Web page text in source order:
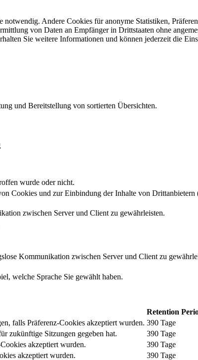
Andere Cookies für anonyme Statistiken,
von Daten an Empfänger in Drittstaaten ohne
Sie weitere Informationen und können jederzeit die
und Bereitstellung von sortierten Übersichten.
wurde oder nicht.
Cookies und zur Einbindung der Inhalte von Drittanbietern
zwischen Server und Client zu gewährleisten.
Kommunikation zwischen Server und Client zu
welche Sprache Sie gewählt haben.
Retention
falls Präferenz-Cookies akzeptiert wurden. 390 Tage
zukünftige Sitzungen gegeben hat.
390 Tage
akzeptiert wurden.
390 Tage
akzeptiert wurden.
390 Tage